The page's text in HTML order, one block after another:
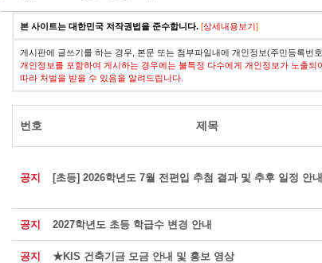
본 사이트는 대한민국 저작권법을 준수합니다. [상세내용보기]
게시판에 글쓰기를 하는 경우, 본문 또는 첨부파일내에 개인정보(주민등록번
개인정보를 포함하여 게시하는 경우에는 불특정 다수에게 개인정보가 노출
따라 처벌을 받을 수 있음을 알려드립니다.
번호 제목
공지 [초등] 2026학년도 7월 전편입 추첨 결과 및 추후 일정 안내
공지 2027학년도 초등 학급수 변경 안내
공지 ★KIS 건축기금 모금 안내 및 홍보 영상